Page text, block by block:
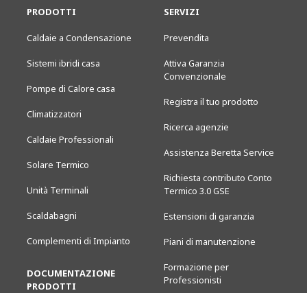
PRODOTTI
Caldaie a Condensazione
Sistemi ibridi casa
Pompe di Calore casa
Climatizzatori
Caldaie Professionali
Solare Termico
Unità Terminali
Scaldabagni
Complementi di Impianto
DOCUMENTAZIONE
PRODOTTI
SERVIZI
Prevendita
Attiva Garanzia
Convenzionale
Registra il tuo prodotto
Ricerca agenzie
Assistenza Beretta Service
Richiesta contributo Conto
Termico 3.0 GSE
Estensioni di garanzia
Piani di manutenzione
Formazione per
Professionisti